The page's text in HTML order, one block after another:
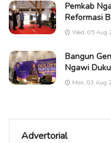
Pemkab
Reformasi
Wed, 05 Aug
Bangun
Ngawi
Mon, 03 Aug
Advertorial